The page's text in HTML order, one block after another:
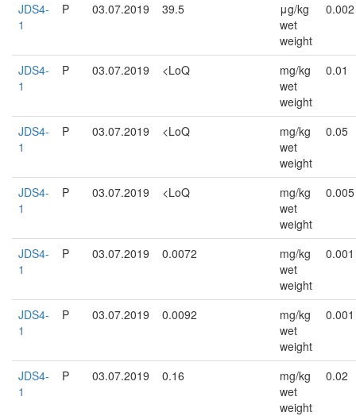
JDS4-
1
P 03.07.2019 39.5
μg/kg
wet
weight
0.002
JDS4-
1
P 03.07.2019 <LoQ
mg/kg
wet
weight
0.01
JDS4-
1
P 03.07.2019 <LoQ
mg/kg
wet
weight
0.05
JDS4-
1
P 03.07.2019 <LoQ
mg/kg
wet
weight
0.005
JDS4-
1
P 03.07.2019 0.0072
mg/kg
wet
weight
0.001
JDS4-
1
P 03.07.2019 0.0092
mg/kg
wet
weight
0.001
JDS4-
1
P 03.07.2019 0.16
mg/kg
wet
weight
0.02